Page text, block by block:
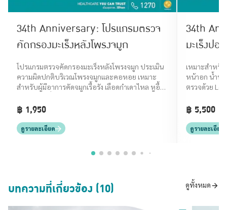
34th Anniversary: โปรแกรมตรวจ
คัดกรองมะเร็งหลังโพรงจมูก
โปรแกรมตรวจคัดกรองมะเร็งหลังโพรงจมูก ประเมิน
ความผิดปกติบริเวณโพรงจมูกและคอหอย เหมาะ
สำหรับผู้มีอาการคัดจมูกเรื้อรัง เลือดกำเดาไหล หูอื้อ
฿ 1,950
ดูรายละเอียด
34th
มะเร็งป
เหมาะสำหรับ
หน้าอก น้ำห
ตรวจด้วย
฿ 5,500
ดูรายละเอียด
บทความที่เกี่ยวข้อง (10) ดูทั้งหมด